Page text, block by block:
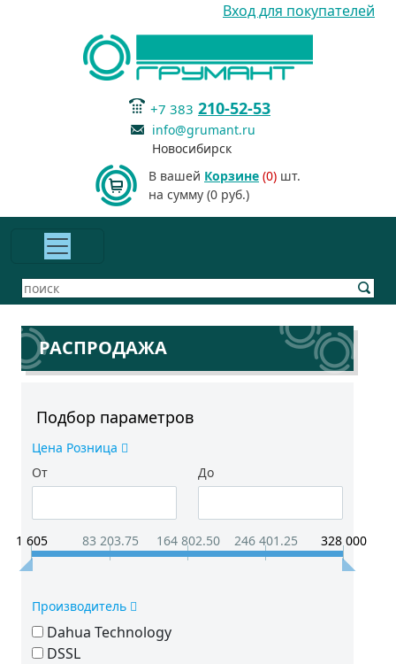
Вход для покупателей
+7 383 210-52-53
info@grumant.ru
Новосибирск
В вашей Корзине (0) шт.
на сумму (0 руб.)
РАСПРОДАЖА
Подбор параметров
Цена Розница
От
До
1 605 83 203.75 164 802.50 246 401.25 328 000
Производитель
Dahua Technology
DSSL